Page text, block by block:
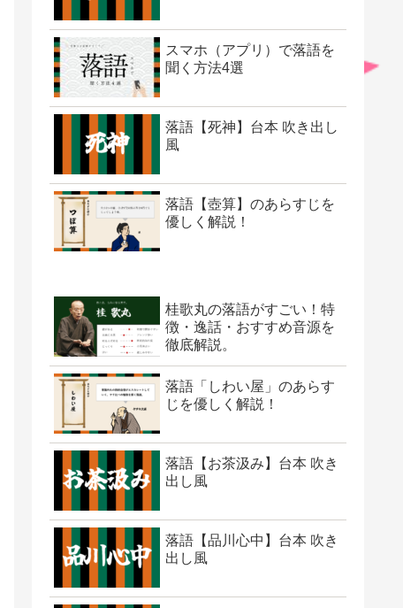
スマホ（アプリ）で落語を
聞く方法4選
落語【死神】台本 吹き出し
風
落語【壺算】のあらすじを
優しく解説！
桂歌丸の落語がすごい！特
徴・逸話・おすすめ音源を
徹底解説。
落語「しわい屋」のあらす
じを優しく解説！
落語【お茶汲み】台本 吹き
出し風
落語【品川心中】台本 吹き
出し風